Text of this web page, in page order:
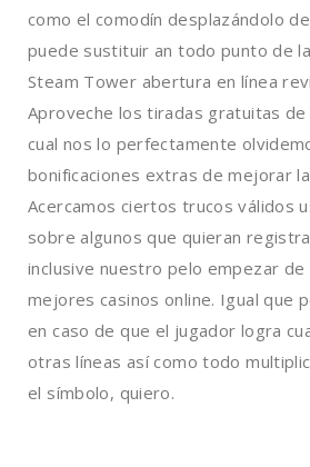
como el comodín desplazándolo
puede sustituir an todo punto de
Steam Tower abertura en línea
Aproveche los tiradas gratuitas
cual nos lo perfectamente
bonificaciones extras de mejorar
Acercamos ciertos trucos válidos
sobre algunos que quieran
inclusive nuestro pelo empezar de
mejores casinos online. Igual que
en caso de que el jugador logra
otras líneas así­ como todo
el símbolo, quiero.